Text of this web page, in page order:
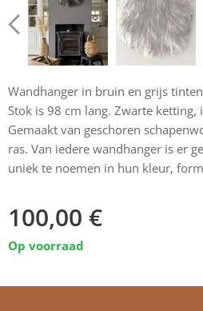
Wandhanger in bruin en grijs
Stok is 98 cm lang. Zwarte ketting,
Gemaakt van geschoren
ras. Van iedere wandhanger is er
uniek te noemen in hun kleur,
100,00 €
Op voorraad